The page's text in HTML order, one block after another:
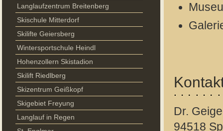
Langlaufzentrum Breitenberg
Skischule Mitterdorf
Skilifte Geiersberg
Wintersportschule Heindl
Hohenzollern Skistadion
Skilift Riedlberg
Skizentrum Geißkopf
Skigebiet Freyung
Langlauf in Regen
Dr.
94518